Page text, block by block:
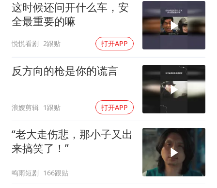
这时候还问开什么车，安
全最重要的嘛
悦悦看剧 2跟贴 打开APP
反方向的枪是你的谎言
浪嫂剪辑 1跟贴 打开APP
“老大走伤悲，那小子又出
来搞笑了！”
鸣雨短剧 166跟贴